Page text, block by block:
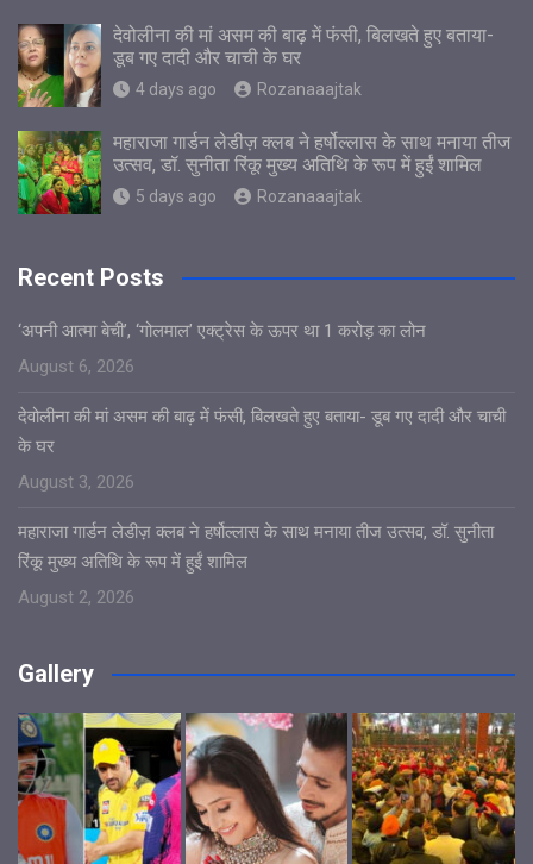
देवोलीना की मां असम की बाढ़ में फंसी, बिलखते हुए बताया-
डूब गए दादी और चाची के घर
4 days ago Rozanaaajtak
महाराजा गार्डन लेडीज़ क्लब ने हर्षोल्लास के साथ मनाया तीज
उत्सव, डॉ. सुनीता रिंकू मुख्य अतिथि के रूप में हुईं शामिल
5 days ago Rozanaaajtak
Recent Posts
‘अपनी आत्मा बेची’, ‘गोलमाल’ एक्ट्रेस के ऊपर था 1 करोड़ का लोन
August 6, 2026
देवोलीना की मां असम की बाढ़ में फंसी, बिलखते हुए बताया- डूब गए दादी और चाची
के घर
August 3, 2026
महाराजा गार्डन लेडीज़ क्लब ने हर्षोल्लास के साथ मनाया तीज उत्सव, डॉ. सुनीता
रिंकू मुख्य अतिथि के रूप में हुईं शामिल
August 2, 2026
Gallery